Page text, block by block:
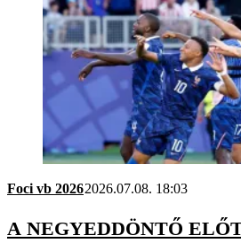
Foci vb 20262026.07.08. 18:03
A NEGYEDDÖNTŐ